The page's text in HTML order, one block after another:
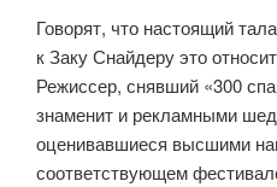
Говорят, что настоящий
к Заку Снайдеру это
Режиссер, снявший «300
знаменит и рекламными
оценивавшиеся высшими
соответствующем